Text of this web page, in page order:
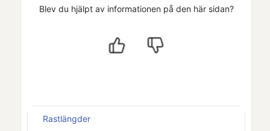
Blev du hjälpt av informationen på den här sidan?
Rastlängder